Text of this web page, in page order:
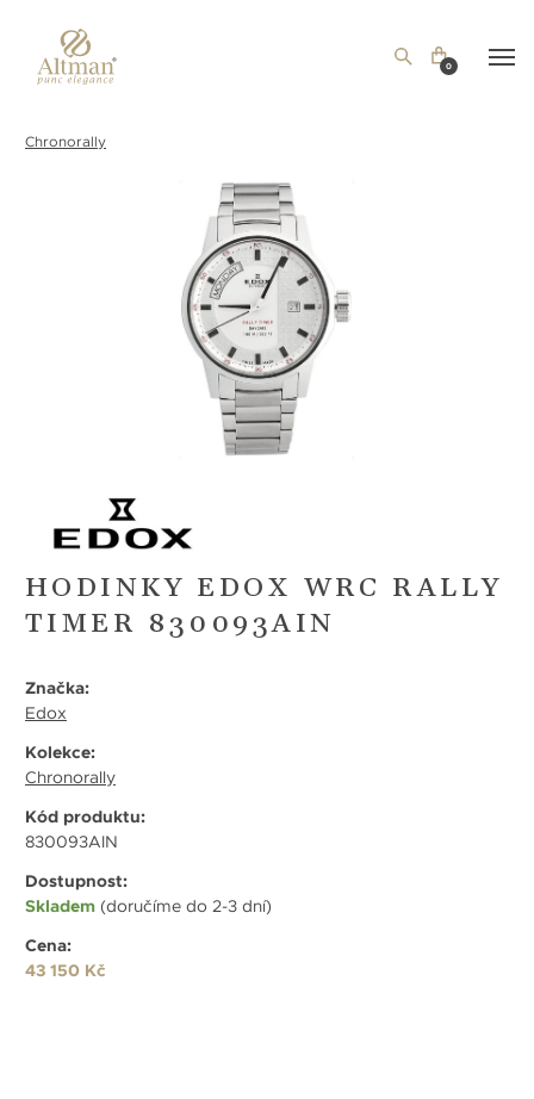
0
Chronorally
HODINKY EDOX WRC RALLY
TIMER 830093AIN
Značka:
Edox
Kolekce:
Chronorally
Kód produktu:
830093AIN
Dostupnost:
Skladem (doručíme do 2-3 dní)
Cena:
43 150 Kč